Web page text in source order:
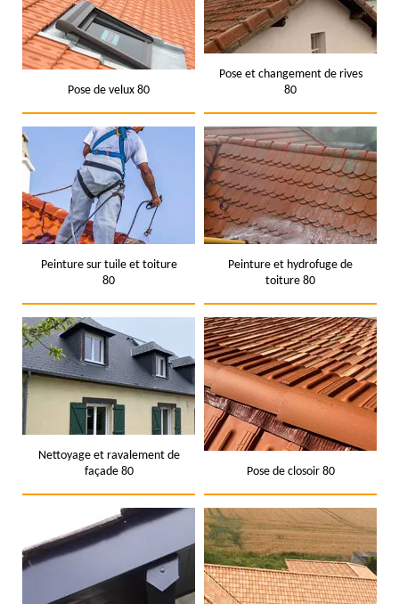
Pose de velux 80
Pose et changement de rives
80
Peinture sur tuile et toiture
80
Peinture et hydrofuge de
toiture 80
Nettoyage et ravalement de
façade 80
Pose de closoir 80